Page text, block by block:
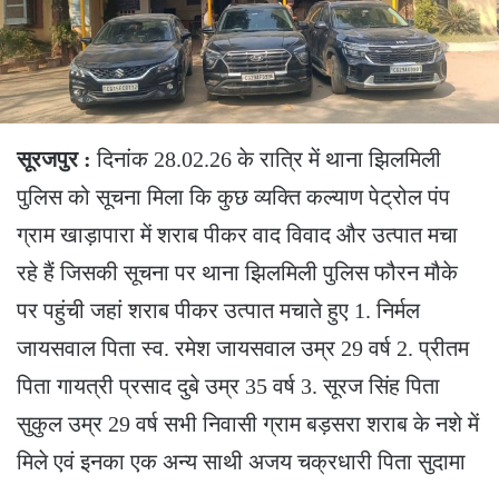
सूरजपुर : दिनांक 28.02.26 के रात्रि में थाना झिलमिली
पुलिस को सूचना मिला कि कुछ व्यक्ति कल्याण पेट्रोल पंप
ग्राम खाड़ापारा में शराब पीकर वाद विवाद और उत्पात मचा
रहे हैं जिसकी सूचना पर थाना झिलमिली पुलिस फौरन मौके
पर पहुंची जहां शराब पीकर उत्पात मचाते हुए 1. निर्मल
जायसवाल पिता स्व. रमेश जायसवाल उम्र 29 वर्ष 2. प्रीतम
पिता गायत्री प्रसाद दुबे उम्र 35 वर्ष 3. सूरज सिंह पिता
सुकुल उम्र 29 वर्ष सभी निवासी ग्राम बड़सरा शराब के नशे में
मिले एवं इनका एक अन्य साथी अजय चक्रधारी पिता सुदामा